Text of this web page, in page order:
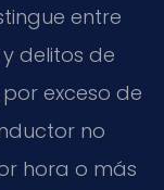
entre
delitos de
exceso de
no
hora o más